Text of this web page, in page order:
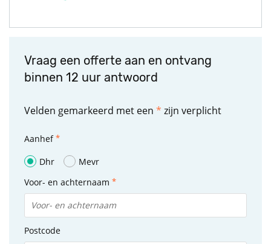
Vraag een offerte aan en ontvang
binnen 12 uur antwoord
Velden gemarkeerd met een * zijn verplicht
Aanhef
Dhr
Mevr
Voor- en achternaam
Postcode